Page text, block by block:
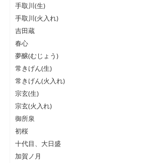
手取川(生)
手取川(火入れ)
吉田蔵
春心
夢醸(むじょう)
常きげん(生)
常きげん(火入れ)
宗玄(生)
宗玄(火入れ)
御所泉
初桜
十代目、大日盛
加賀ノ月